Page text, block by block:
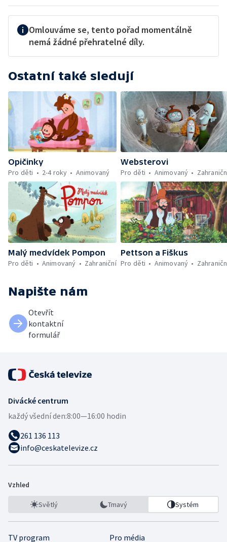
Omlouváme se, tento pořad momentálně
nemá žádné přehratelné díly.
Ostatní také sledují
Opičinky
Pro děti
2-4 roky Animovaný
Websterovi
Pro děti
Animovaný
Malý medvídek Pompon
Pro děti
Animovaný Zahraniční
Pettson a Fiškus
Pro děti
Animovaný
Napište nám
Otevřít
kontaktní
formulář
Divácké centrum
každý všední den:8:00—16:00 hodin
261 136 113
info@ceskatelevize.cz
Vzhled
Světlý Tmavý Systém
TV program Pro média